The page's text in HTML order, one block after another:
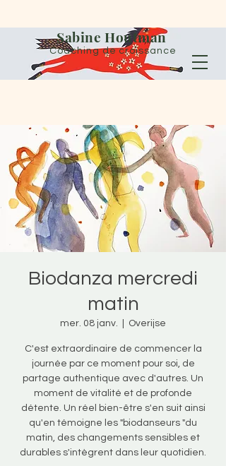
Sabine Houtman
Coaching de croissance
Biodanza mercredi
matin
mer. 08 janv. Overijse
C'est extraordinaire de commencer la
journée par ce moment pour soi, de
partage authentique avec d'autres. Un
moment de vitalité et de profonde
détente. Un réel bien-être s'en suit ainsi
qu'en témoigne les "biodanseurs "du
matin, des changements sensibles et
durables s'intègrent dans leur quotidien.